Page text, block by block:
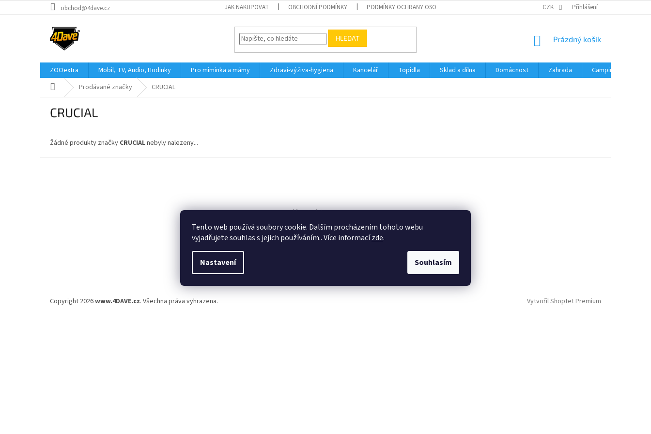
Tento web používá soubory cookie. Dalším procházením tohoto webu
vyjadřujete souhlas s jejich používáním.. Více informacízde.
Nastavení Souhlasím
na
obchod@4dave.cz JAK NAKUPOVAT OBCHODNÍ PODMÍNKY PODMÍNKY OCHRANY OSOBNÍCH ÚDAJŮ CZK Přihlášení
HLEDAT
NÁKUPNÍ
Prázdný košík
ZOOextra Mobil, TV, Audio, Hodinky Pro miminka a mámy Zdraví-výživa-hygiena Kancelář Topidla Sklad a dílna Domácnost Zahrada Camping
Domů Prodávané značky CRUCIAL
CRUCIAL
Žádné produkty značky CRUCIALnebyly nalezeny...
Kontakt
obchod@4dave.cz
Vytvořil Shoptet Premium
Copyright 2026www.4DAVE.cz. Všechna práva vyhrazena.